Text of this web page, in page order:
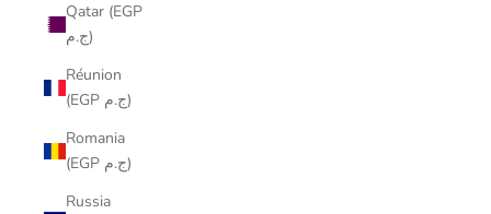
Qatar (EGP
ج.م)
Réunion
(EGP ج.م)
Romania
(EGP ج.م)
Russia